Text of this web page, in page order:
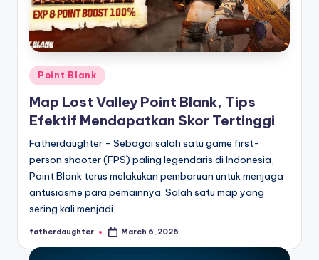
Posted
in
Point Blank
Map Lost Valley Point Blank, Tips
Efektif Mendapatkan Skor Tertinggi
Fatherdaughter - Sebagai salah satu game first-
person shooter (FPS) paling legendaris di Indonesia,
Point Blank terus melakukan pembaruan untuk menjaga
antusiasme para pemainnya. Salah satu map yang
sering kali menjadi…
Posted
fatherdaughter March 6, 2026